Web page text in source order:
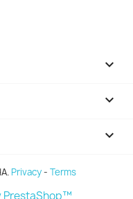



Privacy- Terms
PrestaShop™